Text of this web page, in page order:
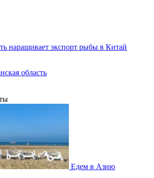
наращивает экспорт рыбы в Китай
область
Едем в Азию